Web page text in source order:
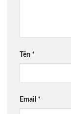
Tên *
Email *